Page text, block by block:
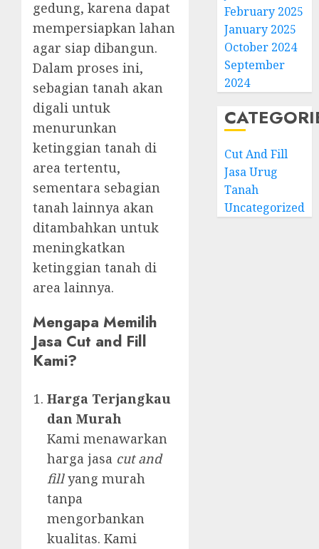
gedung, karena dapat
mempersiapkan lahan
agar siap dibangun.
Dalam proses ini,
sebagian tanah akan
digali untuk
menurunkan
ketinggian tanah di
area tertentu,
sementara sebagian
tanah lainnya akan
ditambahkan untuk
meningkatkan
ketinggian tanah di
area lainnya.
Mengapa Memilih
Jasa Cut and Fill
Kami?
Harga Terjangkau
dan Murah
Kami menawarkan
harga jasa cut and
fillyang murah
tanpa
mengorbankan
kualitas. Kami
February 2025
January 2025
October 2024
September
2024
Cut And Fill
Jasa Urug
Tanah
Uncategorized